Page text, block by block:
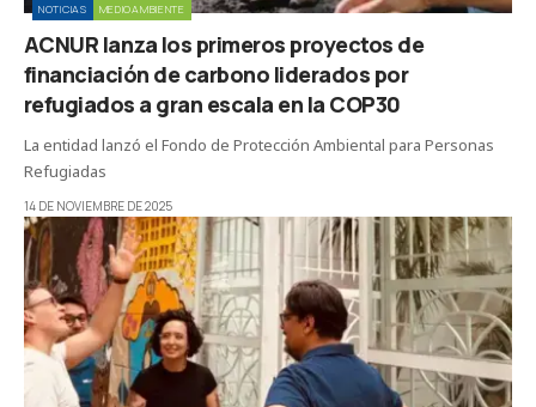
NOTICIAS MEDIOAMBIENTE
ACNUR lanza los primeros proyectos de
financiación de carbono liderados por
refugiados a gran escala en la COP30
La entidad lanzó el Fondo de Protección Ambiental para Personas
Refugiadas
14 DE NOVIEMBRE DE 2025